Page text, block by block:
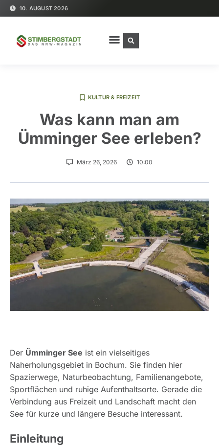
10. AUGUST 2026
KULTUR & FREIZEIT
Was kann man am
Ümminger See erleben?
März 26, 2026 10:00
Der Ümminger See ist ein vielseitiges
Naherholungsgebiet in Bochum. Sie finden hier
Spazierwege, Naturbeobachtung, Familienangebote,
Sportflächen und ruhige Aufenthaltsorte. Gerade die
Verbindung aus Freizeit und Landschaft macht den
See für kurze und längere Besuche interessant.
Einleitung